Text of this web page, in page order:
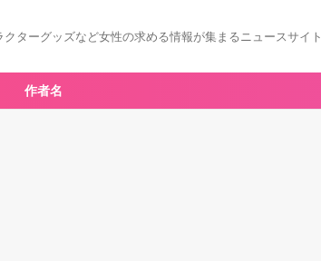
ターグッズなど女性の求める情報が集まるニュースサイト
作者名